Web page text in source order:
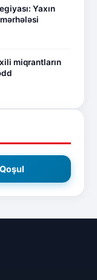
Yaxın
miqrantların